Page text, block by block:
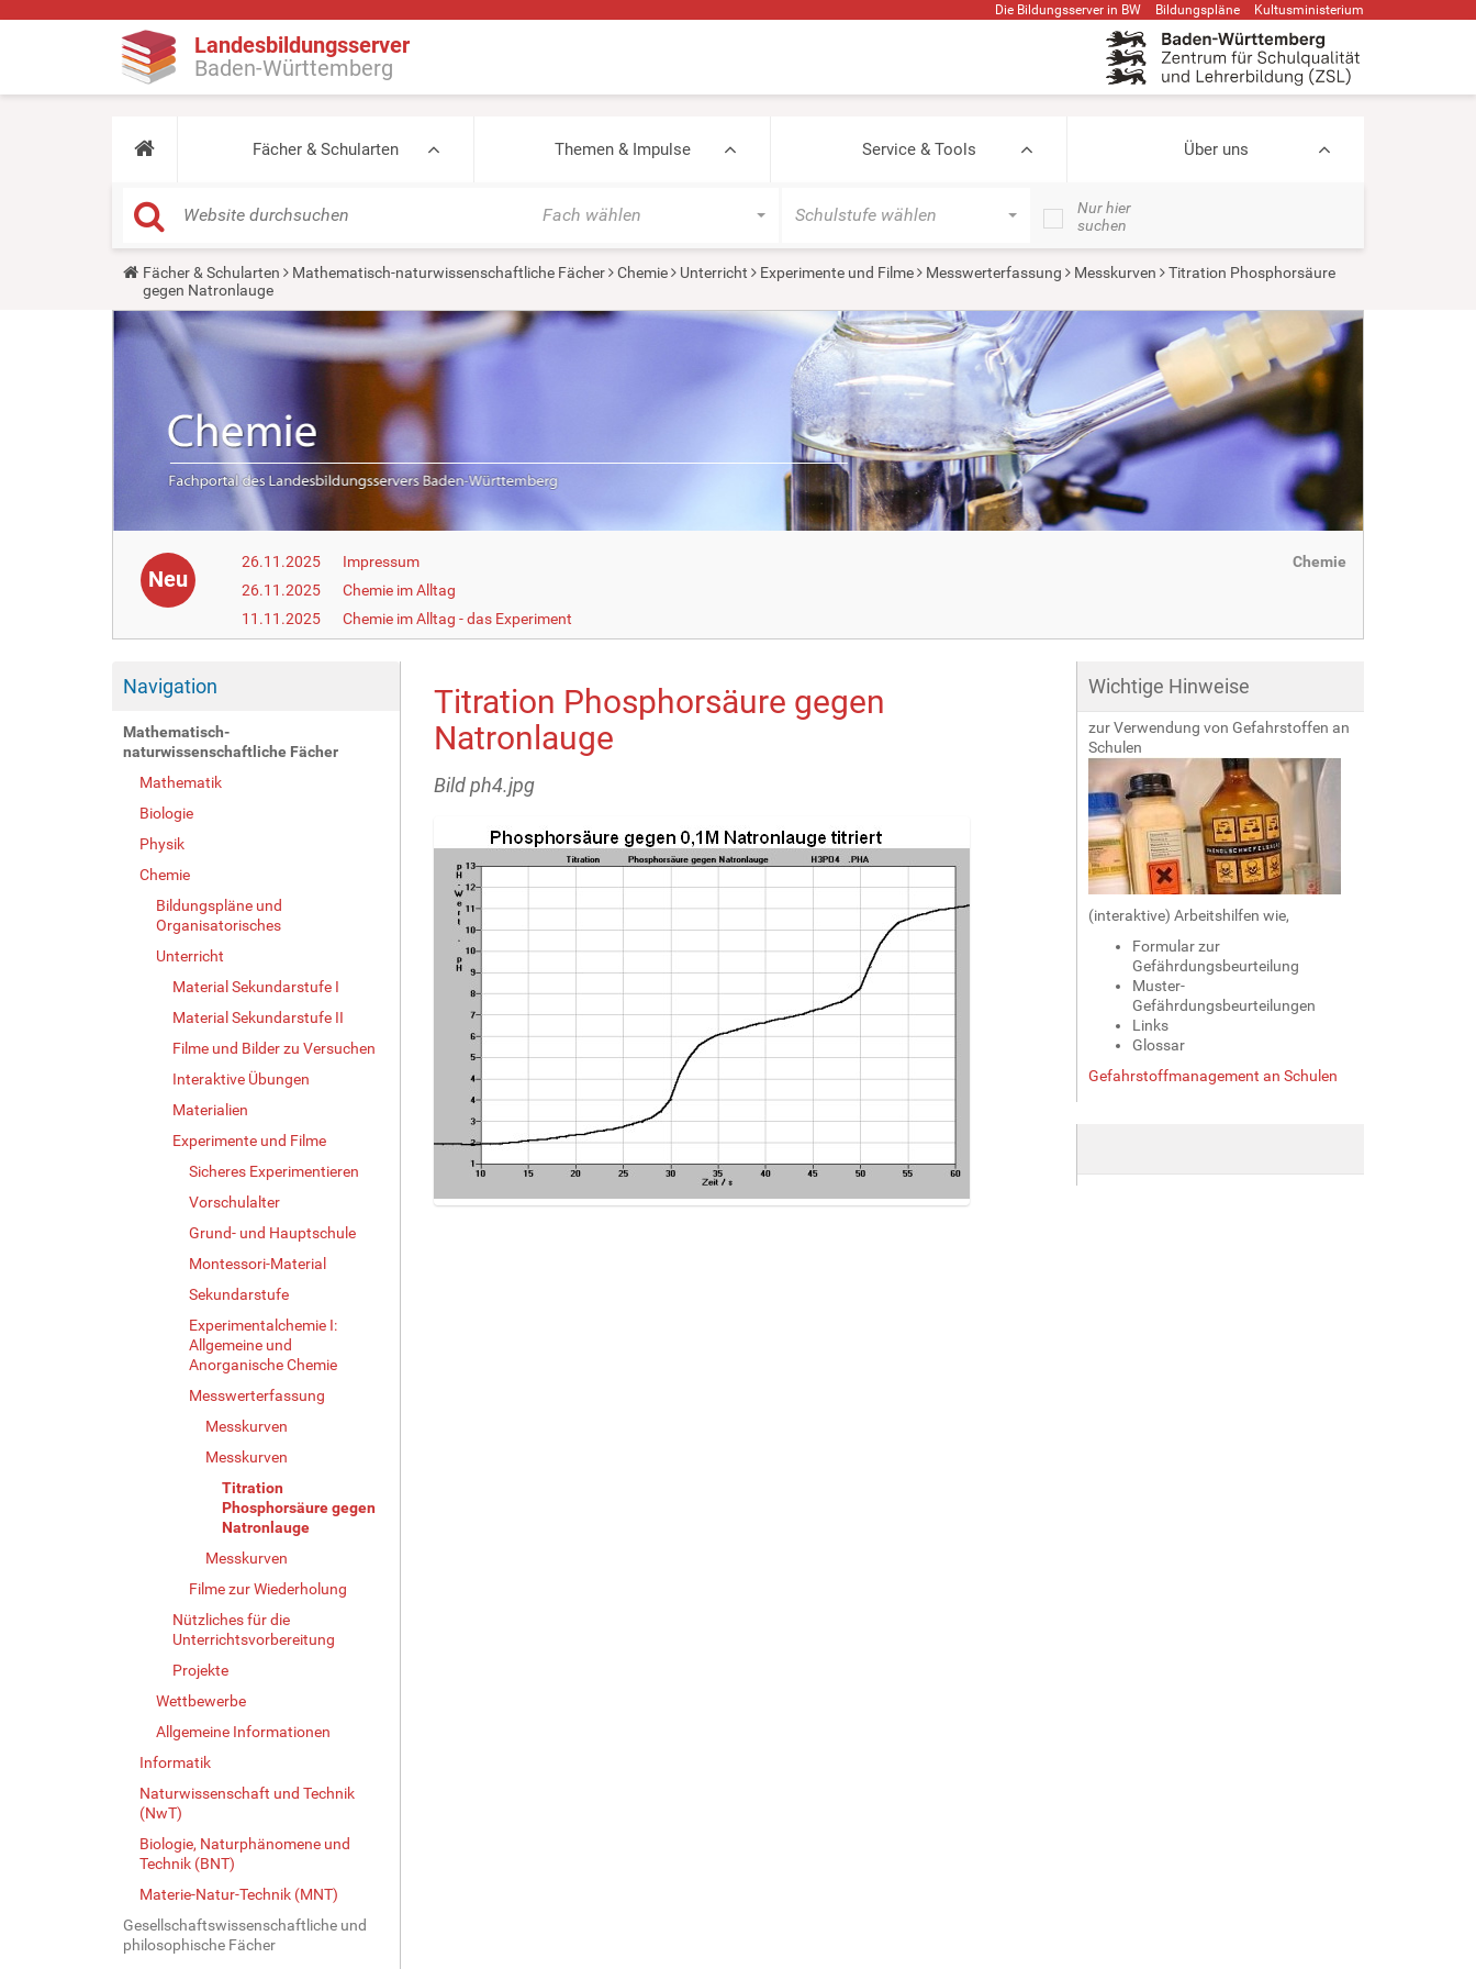
Die Bildungsserver in BW Bildungspläne Kultusministerium
Landesbildungsserver
Baden-Württemberg
Fächer & Schularten Themen & Impulse Service & Tools Über uns
Fach wählen Schulstufe wählen
Nur hier
suchen
Y
u
r
Fächer & Schularten Mathematisch-naturwissenschaftliche Fächer Chemie Unterricht Experimente und Filme Messwerterfassung Messkurven
Titration Phosphorsäure
gegen Natronlauge
Neu
26.11.2025
Impressum
26.11.2025
Chemie im Alltag
11.11.2025
Chemie im Alltag - das Experiment
Chemie
Navigation
Mathematisch-
naturwissenschaftliche Fächer
Mathematik
Biologie
Physik
Chemie
Bildungspläne und
Organisatorisches
Unterricht
Material Sekundarstufe I
Material Sekundarstufe II
Filme und Bilder zu Versuchen
Interaktive Übungen
Materialien
Experimente und Filme
Sicheres Experimentieren
Vorschulalter
Grund- und Hauptschule
Montessori-Material
Sekundarstufe
Experimentalchemie I:
Allgemeine und
Anorganische Chemie
Messwerterfassung
Messkurven
Messkurven
Titration
Phosphorsäure gegen
Natronlauge
Messkurven
Filme zur Wiederholung
Nützliches für die
Unterrichtsvorbereitung
Projekte
Wettbewerbe
Allgemeine Informationen
Informatik
Naturwissenschaft und Technik
(NwT)
Biologie, Naturphänomene und
Technik (BNT)
Materie-Natur-Technik (MNT)
Gesellschaftswissenschaftliche und
philosophische Fächer
Titration Phosphorsäure gegen
Natronlauge
Bild ph4.jpg
Wichtige Hinweise
zur Verwendung von Gefahrstoffen an
Schulen
(interaktive) Arbeitshilfen wie,
Formular zur
Gefährdungsbeurteilung
Muster-
Gefährdungsbeurteilungen
Links
Glossar
Gefahrstoffmanagement an Schulen